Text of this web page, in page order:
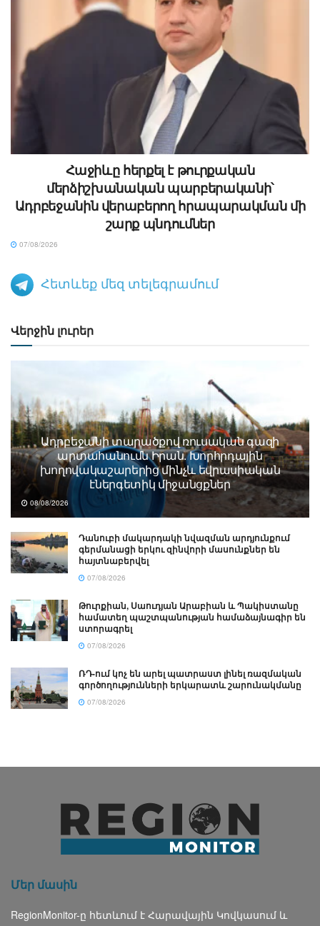
Հաջիևը հերքել է թուրքական
մերձիշխանական պարբերականի՝
Ադրբեջանին վերաբերող հրապարակման մի
շարք պնդումներ
07/08/2026
Հետևեք մեզ տելեգրամում
Վերջին լուրեր
Ադրբեջանի տարածքով ռուսական գազի
արտահանումն Իրան. Խորհրդային
խողովակաշարերից մինչև եվրասիական
էներգետիկ միջանցքներ
08/08/2026
Դանուբի մակարդակի նվազման արդյունքում
գերմանացի երկու զինվորի մասունքներ են
հայտնաբերվել
07/08/2026
Թուրքիան, Սաուդյան Արաբիան և Պակիստանը
համատեղ պաշտպանության համաձայնագիր են
ստորագրել
07/08/2026
ՌԴ-ում կոչ են արել պատրաստ լինել ռազմական
գործողությունների երկարատև շարունակմանը
07/08/2026
Մեր մասին
RegionMonitor-ը հետևում է Հարավային Կովկասում և